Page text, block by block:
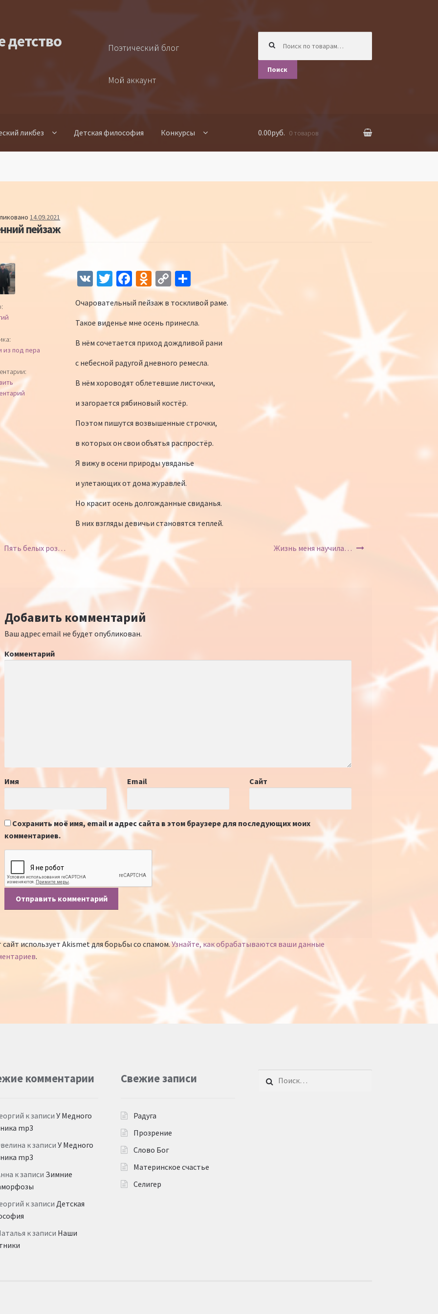
детство Поэтический блог
Мой аккаунт
Поиск
ликбез Детская философия Конкурсы 0.00руб. 0 товаров
14.09.2021
пейзаж
из под пера
V
K
T
wi
tt
er
Fa
ce
b
o
o
k
O
d
n
o
kl
as
sn
iki
C
o
p
y
Li
n
k
О
т
п
р
а
в
и
ть
Очаровательный пейзаж в тоскливой раме.
Такое виденье мне осень принесла.
В нём сочетается приход дождливой рани
с небесной радугой дневного ремесла.
В нём хороводят облетевшие листочки,
и загорается рябиновый костёр.
Поэтом пишутся возвышенные строчки,
в которых он свои объятья распростёр.
Я вижу в осени природы увяданье
и улетающих от дома журавлей.
Но красит осень долгожданные свиданья.
В них взгляды девичьи становятся теплей.
Навигация по записям
Пять белых роз… Жизнь меня научила…
Добавить комментарий
Ваш адрес email не будет опубликован.
Комментарий
Имя Email Сайт
Сохранить моё имя, email и адрес сайта в этом браузере для последующих моих
комментариев.
сайт использует Akismet для борьбы со спамом.Узнайте, как обрабатываются ваши данные
.
комментарии
к записи У Медного
mp3
к записи У Медного
mp3
к записи Зимние
к записи Детская
к записи Наши
Свежие записи
Радуга
Прозрение
Слово Бог
Материнское счастье
Селигер